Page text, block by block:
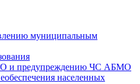
муниципальным
и предупреждению ЧС АБМО
населенных